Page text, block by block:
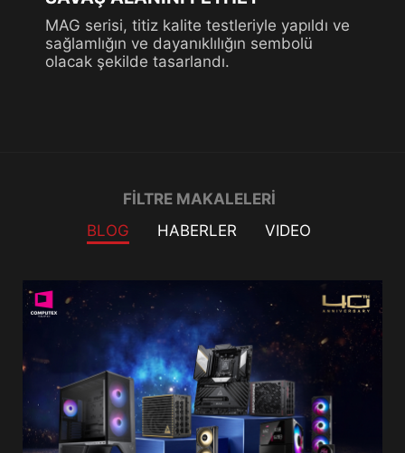
MAG serisi, titiz kalite testleriyle yapıldı ve
sağlamlığın ve dayanıklılığın sembolü
olacak şekilde tasarlandı.
FILTRE MAKALELERI
BLOG
HABERLER VIDEO